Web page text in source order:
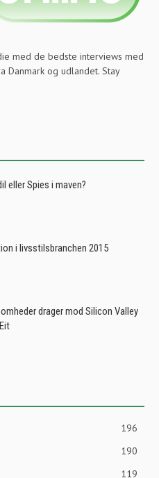
med de bedste interviews med
og udlandet. Stay
eller Spies i maven?
i livsstilsbranchen 2015
drager mod Silicon Valley
196
190
119